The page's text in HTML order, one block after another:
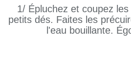
1/ Épluchez et coupez
petits dés. Faites les
l'eau bouillante.